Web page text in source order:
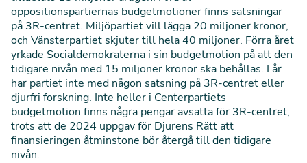
oppositionspartiernas budgetmotioner finns satsningar
på 3R-centret. Miljöpartiet vill lägga 20 miljoner kronor,
och Vänsterpartiet skjuter till hela 40 miljoner. Förra året
yrkade Socialdemokraterna i sin budgetmotion på att den
tidigare nivån med 15 miljoner kronor ska behållas. I år
har partiet inte med någon satsning på 3R-centret eller
djurfri forskning. Inte heller i Centerpartiets
budgetmotion finns några pengar avsatta för 3R-centret,
trots att de 2024 uppgav för Djurens Rätt att
finansieringen åtminstone bör återgå till den tidigare
nivån.